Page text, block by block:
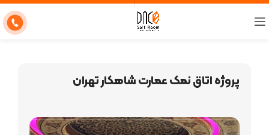
پروژه اتاق نمک عمارت شاهکار تهران